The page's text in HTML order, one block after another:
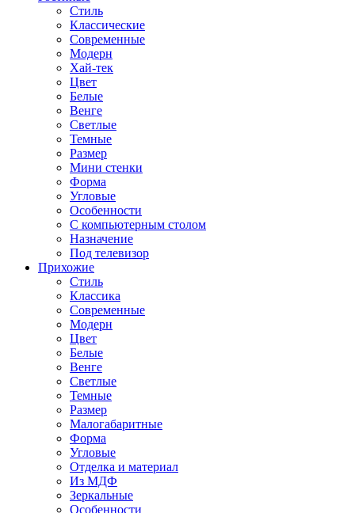
Стиль
Классические
Современные
Модерн
Хай-тек
Цвет
Белые
Венге
Светлые
Темные
Размер
Мини стенки
Форма
Угловые
Особенности
С компьютерным столом
Назначение
Под телевизор
Прихожие
Стиль
Классика
Современные
Модерн
Цвет
Белые
Венге
Светлые
Темные
Размер
Малогабаритные
Форма
Угловые
Отделка и материал
Из МДФ
Зеркальные
Особенности